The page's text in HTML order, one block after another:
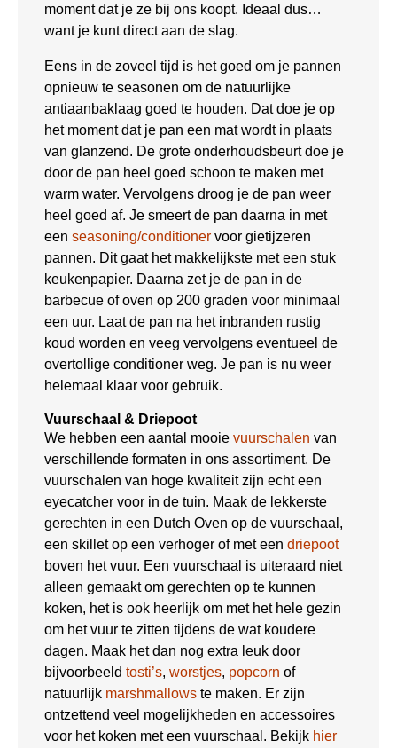
moment dat je ze bij ons koopt. Ideaal dus…
want je kunt direct aan de slag.
Eens in de zoveel tijd is het goed om je pannen
opnieuw te seasonen om de natuurlijke
antiaanbaklaag goed te houden. Dat doe je op
het moment dat je pan een mat wordt in plaats
van glanzend. De grote onderhoudsbeurt doe je
door de pan heel goed schoon te maken met
warm water. Vervolgens droog je de pan weer
heel goed af. Je smeert de pan daarna in met
een seasoning/conditioner voor gietijzeren
pannen. Dit gaat het makkelijkste met een stuk
keukenpapier. Daarna zet je de pan in de
barbecue of oven op 200 graden voor minimaal
een uur. Laat de pan na het inbranden rustig
koud worden en veeg vervolgens eventueel de
overtollige conditioner weg. Je pan is nu weer
helemaal klaar voor gebruik.
Vuurschaal & Driepoot
We hebben een aantal mooie vuurschalen van
verschillende formaten in ons assortiment. De
vuurschalen van hoge kwaliteit zijn echt een
eyecatcher voor in de tuin. Maak de lekkerste
gerechten in een Dutch Oven op de vuurschaal,
een skillet op een verhoger of met een driepoot
boven het vuur. Een vuurschaal is uiteraard niet
alleen gemaakt om gerechten op te kunnen
koken, het is ook heerlijk om met het hele gezin
om het vuur te zitten tijdens de wat koudere
dagen. Maak het dan nog extra leuk door
bijvoorbeeld tosti’s, worstjes, popcorn of
natuurlijk marshmallows te maken. Er zijn
ontzettend veel mogelijkheden en accessoires
voor het koken met een vuurschaal. Bekijk hier